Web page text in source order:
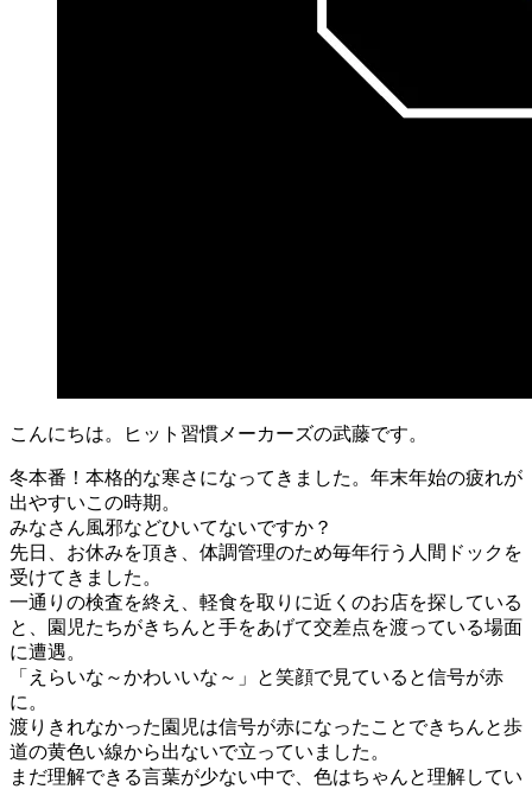
こんにちは。ヒット習慣メーカーズの武藤です。
冬本番！本格的な寒さになってきました。年末年始の疲れが
出やすいこの時期。
みなさん風邪などひいてないですか？
先日、お休みを頂き、体調管理のため毎年行う人間ドックを
受けてきました。
一通りの検査を終え、軽食を取りに近くのお店を探している
と、園児たちがきちんと手をあげて交差点を渡っている場面
に遭遇。
「えらいな～かわいいな～」と笑顔で見ていると信号が赤
に。
渡りきれなかった園児は信号が赤になったことできちんと歩
道の黄色い線から出ないで立っていました。
まだ理解できる言葉が少ない中で、色はちゃんと理解してい